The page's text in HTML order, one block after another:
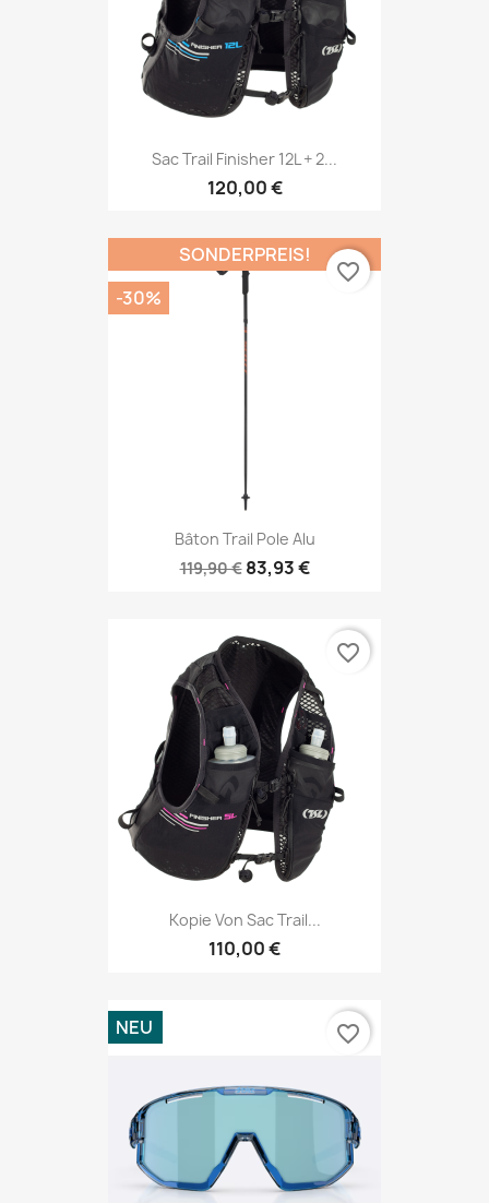
Sac Trail Finisher 12L + 2...
120,00 €
Bâton Trail Pole Alu
119,90 € 83,93 €
SONDERPREIS!
-30%
favorite_border
Kopie Von Sac Trail...
110,00 €
favorite_border
NEU favorite_border